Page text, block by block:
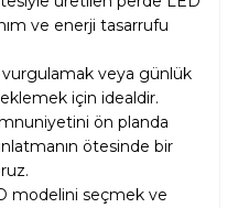
ve enerji tasarrufu
vurgulamak veya günlük
için idealdir.
ön planda
ötesinde bir
modelini seçmek ve